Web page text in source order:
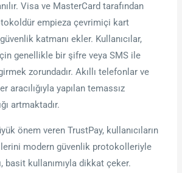
Visa ve MasterCard tarafından
empieza çevrimiçi kart
katmanı ekler. Kullanıcılar,
genellikle bir şifre veya SMS ile
zorundadır. Akıllı telefonlar ve
yapılan temassız
artmaktadır.
önem veren TrustPay, kullanıcıların
modern güvenlik protokolleriyle
basit kullanımıyla dikkat çeker.